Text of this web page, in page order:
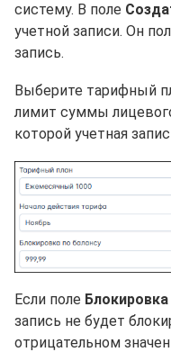
систему. В поле
учетной записи. Он
запись.
Выберите тарифный
лимит суммы
которой учетная
Если поле
запись не будет
отрицательном